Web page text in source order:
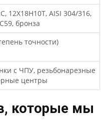
12Х18Н10Т, AISI 304/316,
бронза
точности)
с ЧПУ, резьбонарезные
центры
которые мы